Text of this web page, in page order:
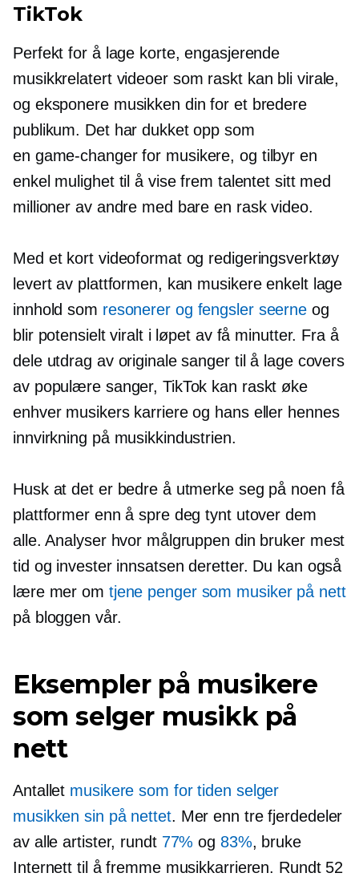
TikTok
Perfekt for å lage korte, engasjerende
musikkrelatertvideoer som raskt kan bli virale,
og eksponere musikken din for et bredere
publikum. Det har dukket opp som
en game-changerfor musikere, og tilbyr en
enkel mulighet til å vise frem talentet sitt med
millioner av andre med bare en rask video.
Med et kort videoformat og redigeringsverktøy
levert av plattformen, kan musikere enkelt lage
innhold som resonerer og fengsler seerne og
blir potensielt viralt i løpet av få minutter. Fra å
dele utdrag av originale sanger til å lage covers
av populære sanger, TikTok kan raskt øke
enhver musikers karriere og hans eller hennes
innvirkning på musikkindustrien.
Husk at det er bedre å utmerke seg på noen få
plattformer enn å spre deg tynt utover dem
alle. Analyser hvor målgruppen din bruker mest
tid og invester innsatsen deretter. Du kan også
lære mer om tjene penger som musiker på nett
på bloggen vår.
Eksempler på musikere
som selger musikk på
nett
Antallet musikere som for tiden selger
musikken sin på nettet. Mer enn tre fjerdedeler
av alle artister, rundt 77% og 83%, bruke
Internett til å fremme musikkarrieren. Rundt 52